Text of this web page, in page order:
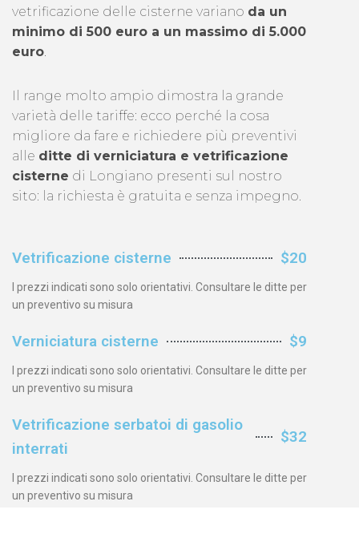
vetrificazione delle cisterne variano da un
minimo di 500 euro a un massimo di 5.000
euro
Il range molto ampio dimostra la grande
varietà delle tariffe: ecco perché la cosa
migliore da fare e richiedere più preventivi
alle ditte di verniciatura e vetrificazione
cisterne di Longiano presenti sul nostro
sito: la richiesta è gratuita e senza impegno.
Vetrificazione cisterne $20
I prezzi indicati sono solo orientativi. Consultare le ditte per
un preventivo su misura
Verniciatura cisterne $9
I prezzi indicati sono solo orientativi. Consultare le ditte per
un preventivo su misura
Vetrificazione serbatoi di gasolio
interrati
$32
I prezzi indicati sono solo orientativi. Consultare le ditte per
un preventivo su misura